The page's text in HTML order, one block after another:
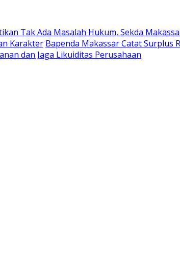
Tak Ada Masalah Hukum, Sekda
Karakter Bapenda Makassar Catat Surplus
dan Jaga Likuiditas Perusahaan